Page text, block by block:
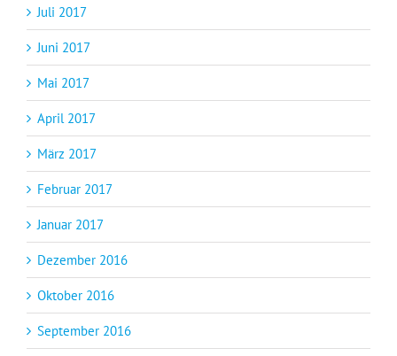
Juli 2017
Juni 2017
Mai 2017
April 2017
März 2017
Februar 2017
Januar 2017
Dezember 2016
Oktober 2016
September 2016